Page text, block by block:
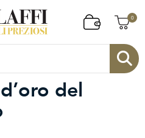
0
del